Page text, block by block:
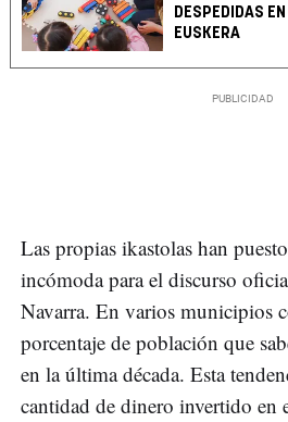
DESPEDIDAS
EUSKERA
Las propias ikastolas han
incómoda para el discurso
Navarra. En varios municipios
porcentaje de población que
en la última década. Esta
cantidad de dinero invertido en